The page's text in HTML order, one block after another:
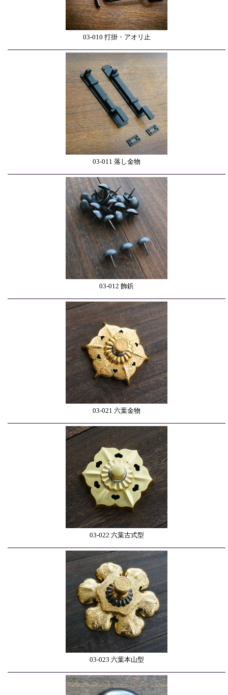
03-010 打掛・アオリ止
03-011 落し金物
03-012 飾鋲
03-021 六葉金物
03-022 六葉古式型
03-023 六葉本山型